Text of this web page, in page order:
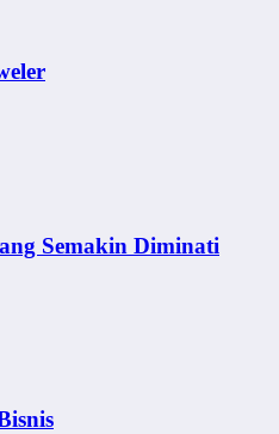
Semakin Diminati